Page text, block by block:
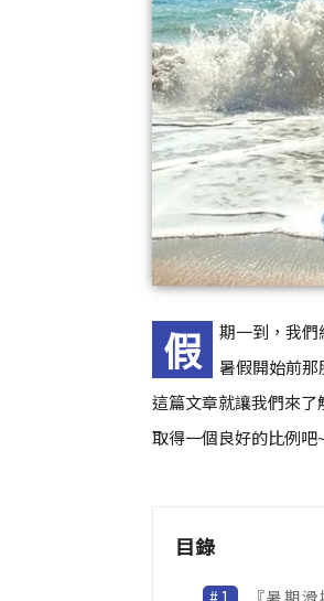
假
期一到，我
暑假開始前那
這篇文章就讓我們來了
取得一個良好的比例吧
目錄